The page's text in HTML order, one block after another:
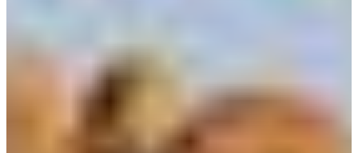
Explorers Way